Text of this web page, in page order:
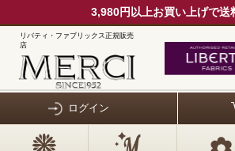
3,980円以上お買い上げで送
リバティ・ファブリックス正規販売
店
ログイン